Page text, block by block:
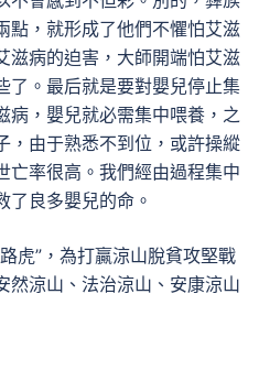
點，就形成了他們不懼怕艾滋
滋病的迫害，大師開端怕艾滋
了。最后就是要對嬰兒停止集
病，嬰兒就必需集中喂養，之
，由于熟悉不到位，或許操縱
亡率很高。我們經由過程集中
了良多嬰兒的命。
虎”，為打贏涼山脫貧攻堅戰
然涼山、法治涼山、安康涼山